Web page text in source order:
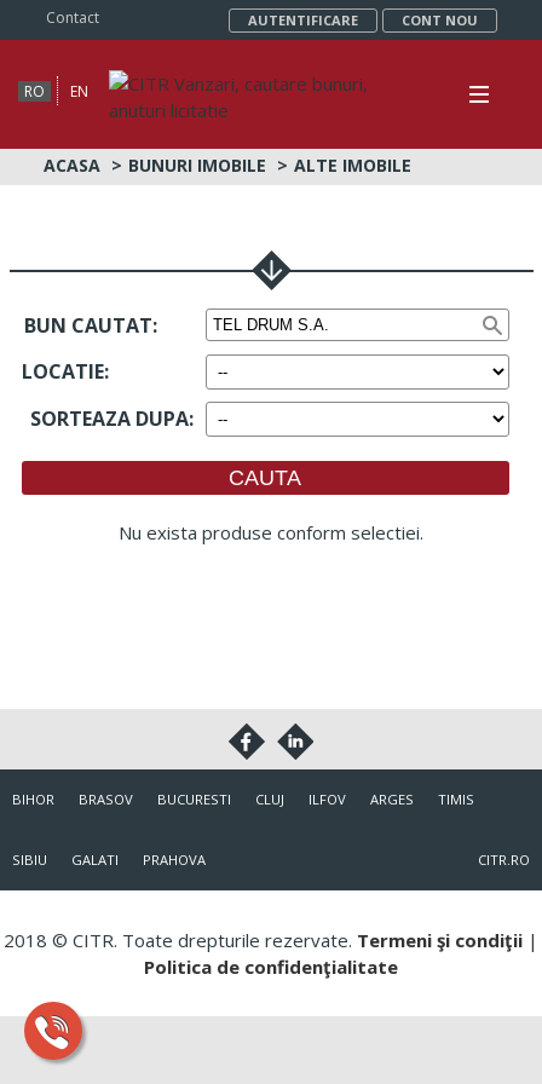
Contact AUTENTIFICARE CONT NOU
RO EN
ACASA BUNURI IMOBILE ALTE IMOBILE
BUN CAUTAT:
LOCATIE:
SORTEAZA DUPA:
Nu exista produse conform selectiei.
BIHOR BRASOV BUCURESTI CLUJ ILFOV ARGES TIMIS
SIBIU GALATI PRAHOVA CITR.RO
2018 © CITR. Toate drepturile rezervate. Termeni şi condiţii |
Politica de confidenţialitate